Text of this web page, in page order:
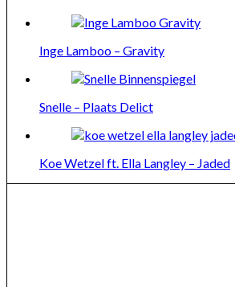
Inge Lamboo – Gravity
Snelle – Plaats Delict
Koe Wetzel ft. Ella Langley – Jaded